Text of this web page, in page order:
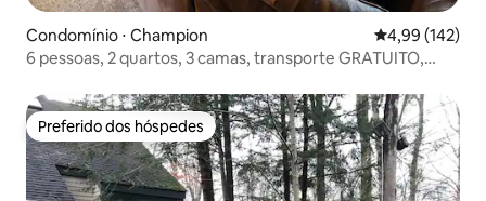
Condomínio ⋅ Champion 4,99 de uma
4,99 (142)
6 pessoas, 2 quartos, 3 camas, transporte GRATUITO,
Preferido dos hóspedes
Preferido dos hóspedes